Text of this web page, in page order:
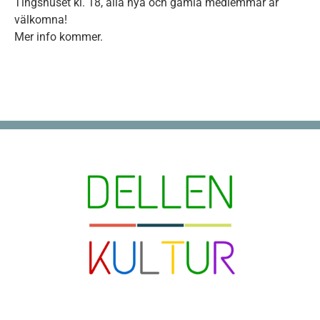
Tingshuset kl. 18, alla nya och gamla medlemmar är
välkomna!
Mer info kommer.